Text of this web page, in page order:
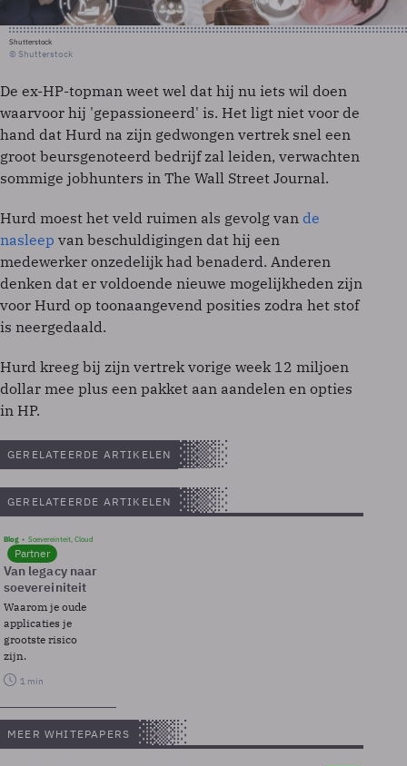
Shutterstock
© Shutterstock
De ex-HP-topman weet wel dat hij nu iets wil doen
waarvoor hij 'gepassioneerd' is. Het ligt niet voor de
hand dat Hurd na zijn gedwongen vertrek snel een
groot beursgenoteerd bedrijf zal leiden, verwachten
sommige jobhunters in The Wall Street Journal.
Hurd moest het veld ruimen als gevolg van de
nasleep van beschuldigingen dat hij een
medewerker onzedelijk had benaderd. Anderen
denken dat er voldoende nieuwe mogelijkheden zijn
voor Hurd op toonaangevend posities zodra het stof
is neergedaald.
Hurd kreeg bij zijn vertrek vorige week 12 miljoen
dollar mee plus een pakket aan aandelen en opties
in HP.
GERELATEERDE ARTIKELEN
GERELATEERDE ARTIKELEN
Blog Soevereinteit, Cloud
Partner
Van legacy naar
soevereiniteit
Waarom je oude
applicaties je
grootste risico
zijn.
1 min
MEER WHITEPAPERS